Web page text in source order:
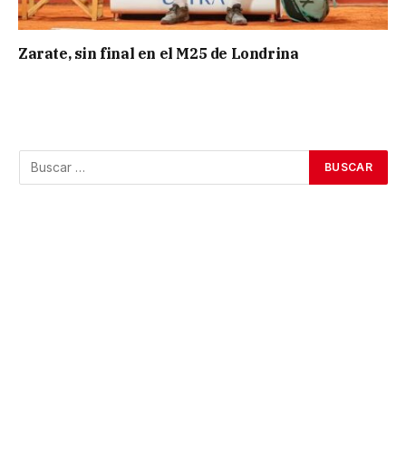
Zarate, sin final en el M25 de Londrina